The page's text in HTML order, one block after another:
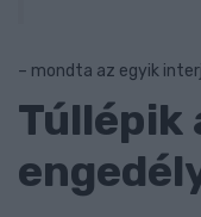
– mondta az egyik
Túllépik